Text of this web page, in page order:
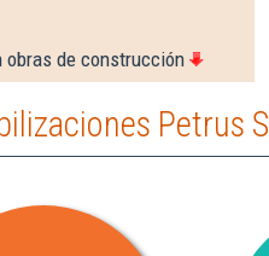
de construcción
Petrus Sl